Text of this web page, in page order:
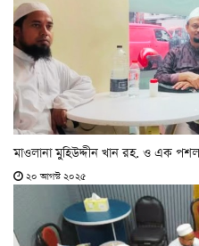
মাওলানা মুহিউদ্দীন খান রহ. ও এক
২০ আগস্ট ২০২৫